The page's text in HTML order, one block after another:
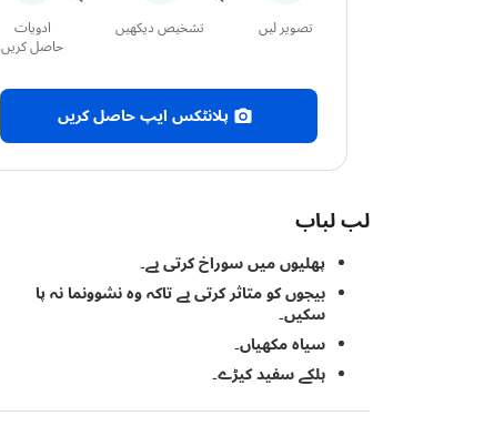
تصویر لیں تشخیص دیکھیں
ادویات
حاصل کریں
پلانٹکس ایپ حاصل کریں
لب لباب
پھلیوں میں سوراخ کرتی ہے۔
بیجوں کو متاثر کرتی ہے تاکہ وہ نشوونما نہ پا
سکیں۔
سیاہ مکھیاں۔
ہلکے سفید کیڑے۔